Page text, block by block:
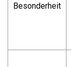
Besonderheit